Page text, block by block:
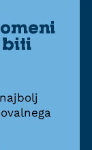
biti